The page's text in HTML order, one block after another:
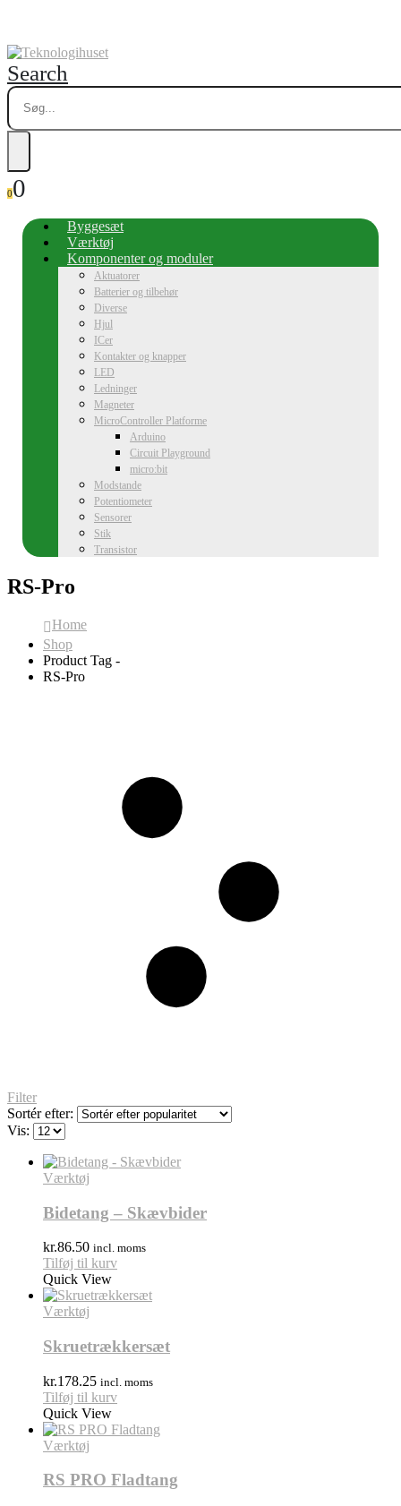
Search
00
Byggesæt
Værktøj
Komponenter og moduler
Aktuatorer
Batterier og tilbehør
Diverse
Hjul
ICer
Kontakter og knapper
LED
Ledninger
Magneter
MicroController Platforme
Arduino
Circuit Playground
micro:bit
Modstande
Potentiometer
Sensorer
Stik
Transistor
RS-Pro
Home
Shop
Product Tag -
RS-Pro
Filter
Sortér efter:
Vis:
Værktøj
Bidetang – Skævbider
kr.86.50 incl. moms
Tilføj til kurv
Quick View
Værktøj
Skruetrækkersæt
kr.178.25 incl. moms
Tilføj til kurv
Quick View
Værktøj
RS PRO Fladtang